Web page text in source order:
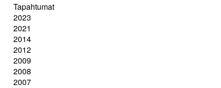
Tapahtumat
2023
2021
2014
2012
2009
2008
2007